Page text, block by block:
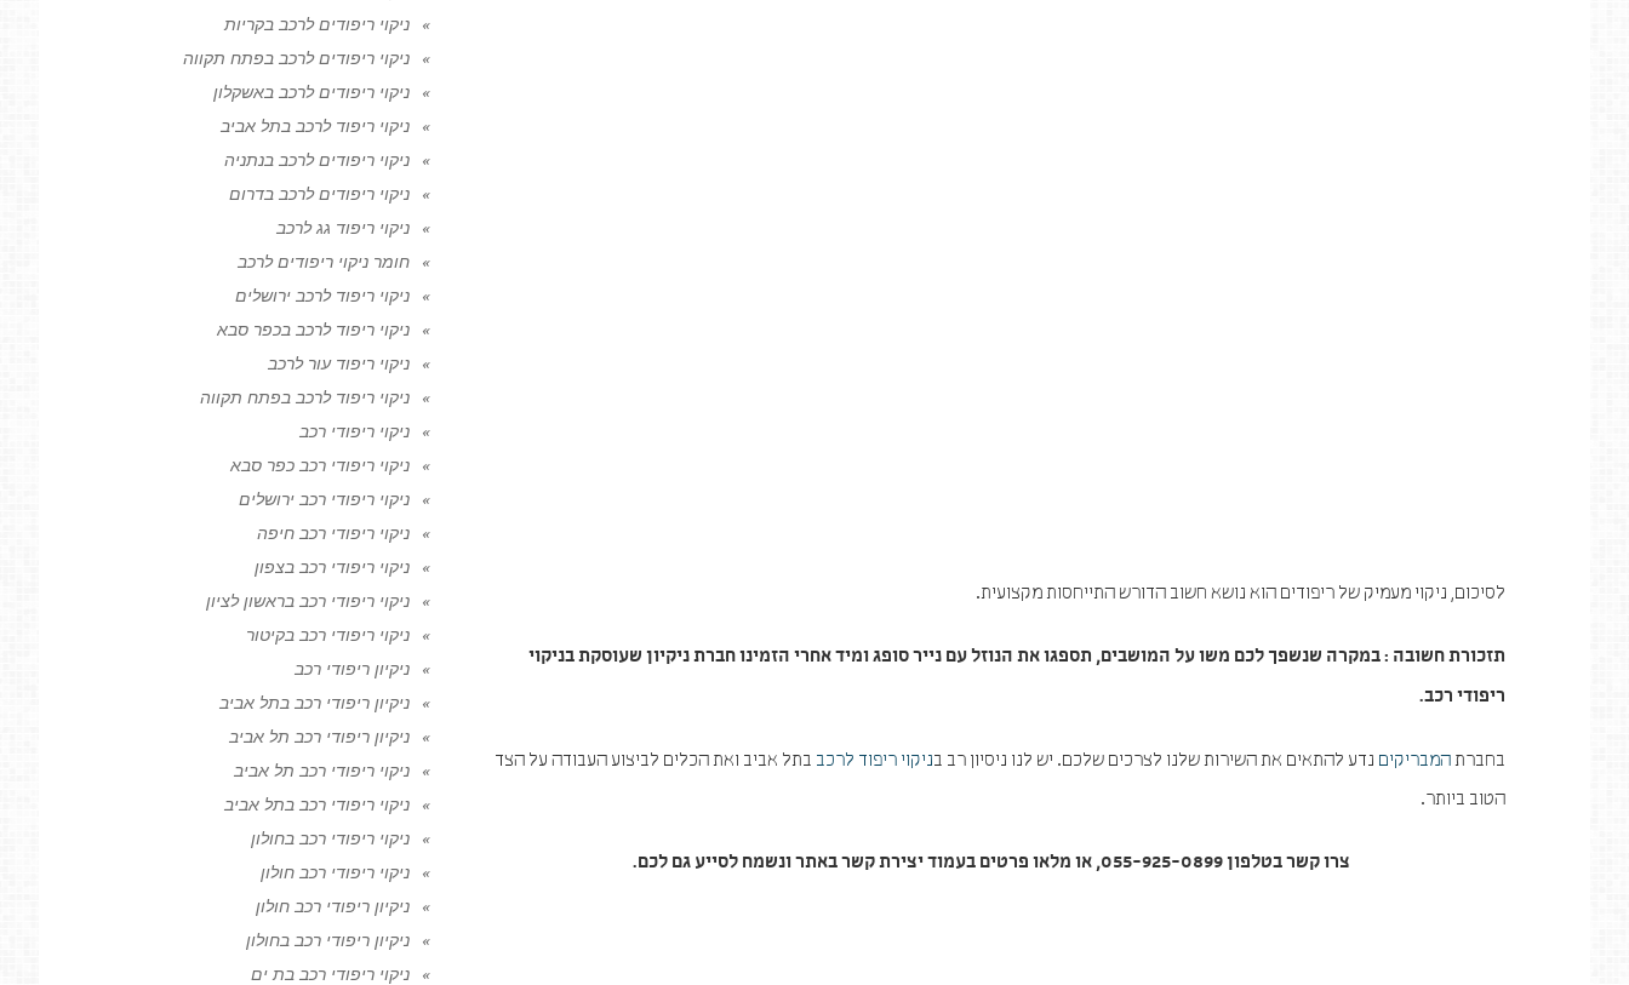
לסיכום, ניקוי מעמיק של ריפודים הוא נושא חשוב הדורש התייחסות מקצועית.
תזכורת חשובה : במקרה שנשפך לכם משו על המושבים, תספגו את הנוזל עם נייר סופג ומיד אחרי הזמינו חברת ניקיון שעוסקת בניקוי
ריפודי רכב.
בחברתהמבריקים נדע להתאים את השירות שלנו לצרכים שלכם. יש לנו ניסיון רב בניקוי ריפוד לרכב בתל אביב ואת הכלים לביצוע העבודה על הצד
הטוב ביותר.
צרו קשר בטלפון 055-925-0899, או מלאו פרטים בעמוד יצירת קשר באתר ונשמח לסייע גם לכם.
ניקוי ריפודים לרכב בקריות
ניקוי ריפודים לרכב בפתח תקווה
ניקוי ריפודים לרכב באשקלון
ניקוי ריפוד לרכב בתל אביב
ניקוי ריפודים לרכב בנתניה
ניקוי ריפודים לרכב בדרום
ניקוי ריפוד גג לרכב
חומר ניקוי ריפודים לרכב
ניקוי ריפוד לרכב ירושלים
ניקוי ריפוד לרכב בכפר סבא
ניקוי ריפוד עור לרכב
ניקוי ריפוד לרכב בפתח תקווה
ניקוי ריפודי רכב
ניקוי ריפודי רכב כפר סבא
ניקוי ריפודי רכב ירושלים
ניקוי ריפודי רכב חיפה
ניקוי ריפודי רכב בצפון
ניקוי ריפודי רכב בראשון לציון
ניקוי ריפודי רכב בקיטור
ניקיון ריפודי רכב
ניקיון ריפודי רכב בתל אביב
ניקיון ריפודי רכב תל אביב
ניקוי ריפודי רכב תל אביב
ניקוי ריפודי רכב בתל אביב
ניקוי ריפודי רכב בחולון
ניקוי ריפודי רכב חולון
ניקיון ריפודי רכב חולון
ניקיון ריפודי רכב בחולון
ניקוי ריפודי רכב בת ים